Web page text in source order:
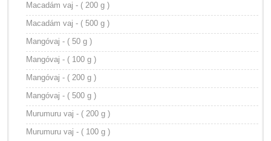
Macadám vaj - ( 200 g )
Macadám vaj - ( 500 g )
Mangóvaj - ( 50 g )
Mangóvaj - ( 100 g )
Mangóvaj - ( 200 g )
Mangóvaj - ( 500 g )
Murumuru vaj - ( 200 g )
Murumuru vaj - ( 100 g )